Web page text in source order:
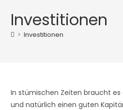
Investitionen
> Investitionen
In stümischen Zeiten braucht es
und natürlich einen guten